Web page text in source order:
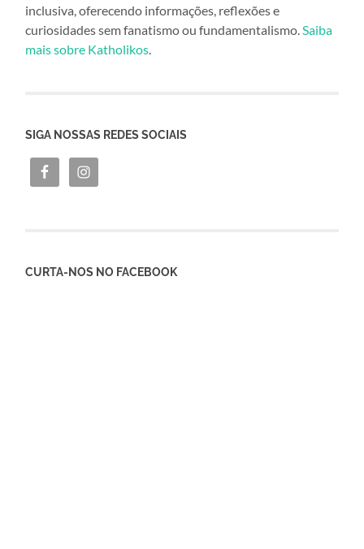
inclusiva, oferecendo informações, reflexões e
curiosidades sem fanatismo ou fundamentalismo.Saiba
mais sobre Katholikos.
SIGA NOSSAS REDES SOCIAIS
CURTA-NOS NO FACEBOOK